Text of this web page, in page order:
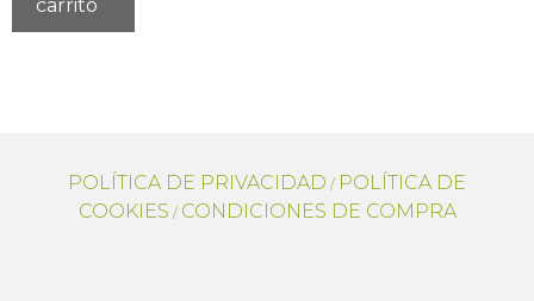
carrito
POLÍTICA DE PRIVACIDAD / POLÍTICA DE
COOKIES / CONDICIONES DE COMPRA